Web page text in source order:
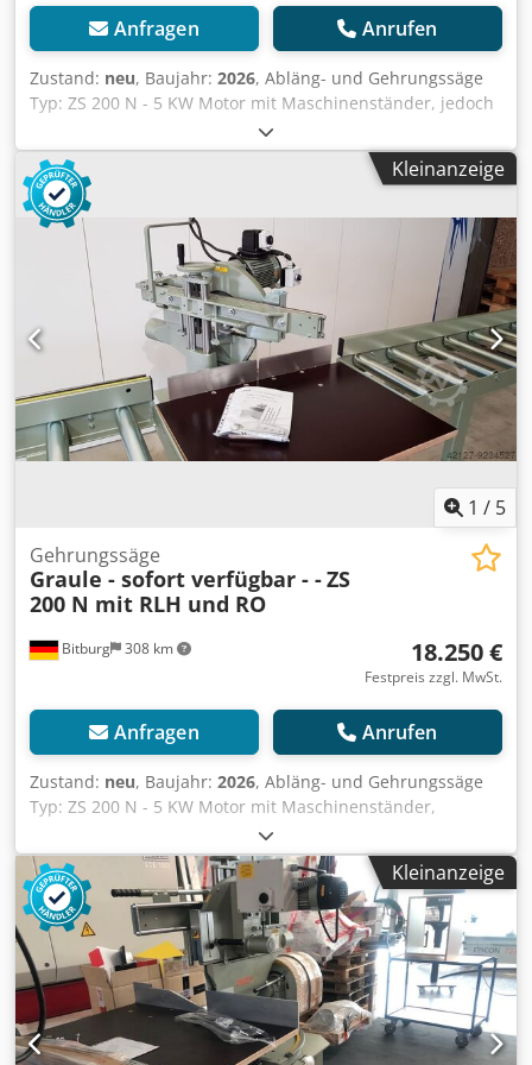
Anfragen Anrufen
Zustand: neu, Baujahr: 2026, Abläng- und Gehrungssäge
Typ: ZS 200 N - 5 KW Motor mit Maschinenständer, jedoch
ohne Sägeblatt Maschine über Handrad und
Schneckengetriebe (hinten) Neigbar Sägeblattdurchmesser
520 mm, Sägeblattaufnahmebohrung 50 mm
Sägeblattdrehzahl: 2800 U/min 400 volt / 5 KW (S6/40%)
Motor mit Bremse u. Automat. Sterndreieck-
Motorschaltung Schnittbreite bei 90Grad: 420 mm
Schnittbreite bei 45Grad: geschwenkt: 295 mm
Schnitthöhe bei 90Grad: 200 mm Dodpfx Abei Dfidsyskr
Schnitthöhe bei 45Grad geneigt: 140 mm Säge lässt sich
einseitig bis ca. 25 Grad auf spitze Winkel schwenken und
nach links bis 30 Grad flach neigen Maschinengestickt: ca.
250 kg Standort: Ab Lager 54634 Bitburg - sofort verfügbar
-
Kleinanzeige
1 / 5
Bitburg 308 km
Gehrungssäge
Graule - sofort verfügbar - -ZS
200 N mit RLH und RO
18.250 €
Festpreis zzgl. MwSt.
Anfragen Anrufen
Zustand: neu, Baujahr: 2026, Abläng- und Gehrungssäge
Typ: ZS 200 N - 5 KW Motor mit Maschinenständer,
Maschine über Handrad und Schneckengetriebe (hinten)
Dkjdpfxek H Ic Ue Abyer Neigbar Sägeblattdurchmesser
520 mm, Sägeblattaufnahmebohrung 50 mm
Sägeblattdrehzahl: 2800 U/min 400 volt / 5 KW (S6/40%)
Motor mit Bremse u. Automat. Sterndreieck-
Motorschaltung Schnittbreite bei 90Grad: 420 mm
Schnittbreite bei 45Grad: geschwenkt: 295 mm
Schnitthöhe bei 90Grad: 200 mm Schnitthöhe bei 45Grad
geneigt: 140 mm Säge lässt sich einseitig bis ca. 25 Grad
auf spitze Winkel schwenken und nach links bis 30 Grad
Kleinanzeige